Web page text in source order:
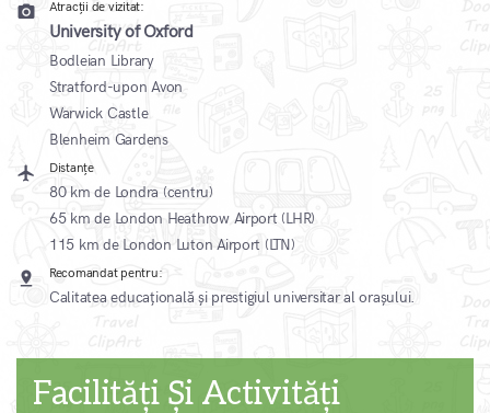
camera_alt Atracții de vizitat:
University of Oxford
Bodleian Library
Stratford-upon Avon
Warwick Castle
Blenheim Gardens
local_airport Distanțe
80 km de Londra (centru)
65 km de London Heathrow Airport (LHR)
115 km de London Luton Airport (LTN)
pin_drop Recomandat pentru:
Calitatea educațională și prestigiul universitar al orașului.
Facilități Și Activități